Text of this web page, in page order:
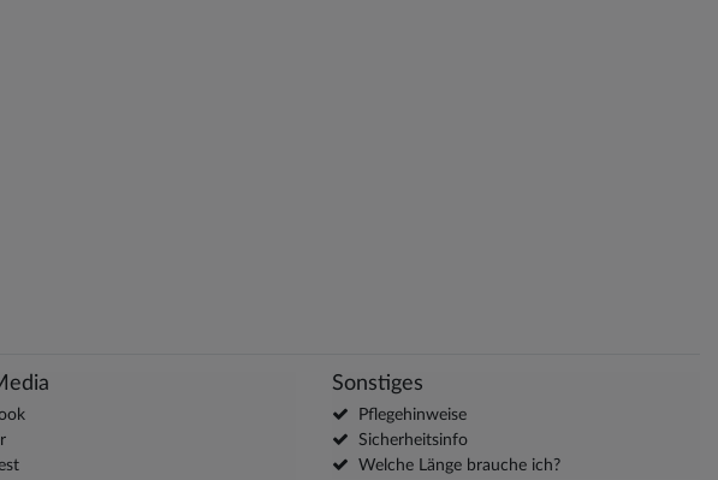
Sonstiges
Pflegehinweise
Sicherheitsinfo
Welche Länge brauche ich?